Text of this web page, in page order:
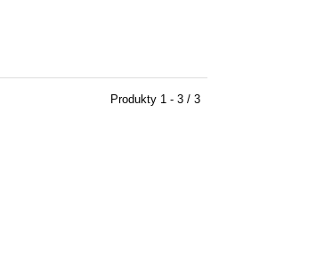
Produkty 1 - 3 / 3